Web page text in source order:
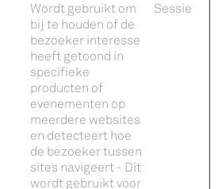
Wordt gebruikt om
bij te houden of de
bezoeker interesse
heeft getoond in
specifieke
producten of
evenementen op
meerdere websites
en detecteert hoe
de bezoeker tussen
sites navigeert - Dit
wordt gebruikt voor
Sessie